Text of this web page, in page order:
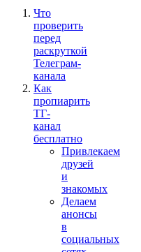
Что
проверить
перед
раскруткой
Телеграм-
канала
Как
пропиарить
ТГ-
канал
бесплатно
Привлекаем
друзей
и
знакомых
Делаем
анонсы
в
социальных